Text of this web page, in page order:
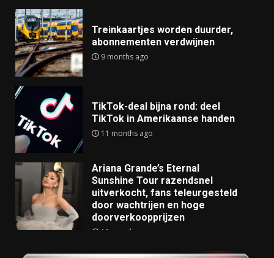
Treinkaartjes worden duurder,
abonnementen verdwijnen
9 months ago
TikTok-deal bijna rond: deel
TikTok in Amerikaanse handen
11 months ago
Ariana Grande’s Eternal
Sunshine Tour razendsnel
uitverkocht, fans teleurgesteld
door wachtrijen en hoge
doorverkoopprijzen
11 months ago